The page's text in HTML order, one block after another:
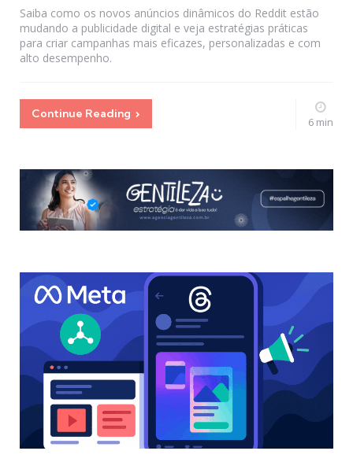
Saiba como os novos anúncios dinâmicos do Reddit estão
mudando a publicidade digital e veja estratégias práticas
para criar campanhas mais eficazes, personalizadas e com
alto desempenho.
Continue Reading
6 min